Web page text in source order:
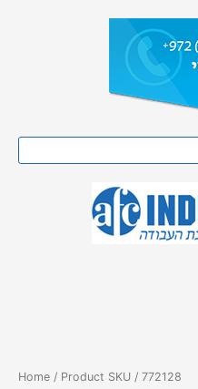
Home / Product SKU / 772128